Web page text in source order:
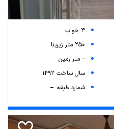
3 خواب
250 متر زیربنا
-- متر زمین
سال ساخت 1392
شماره طبقه: --